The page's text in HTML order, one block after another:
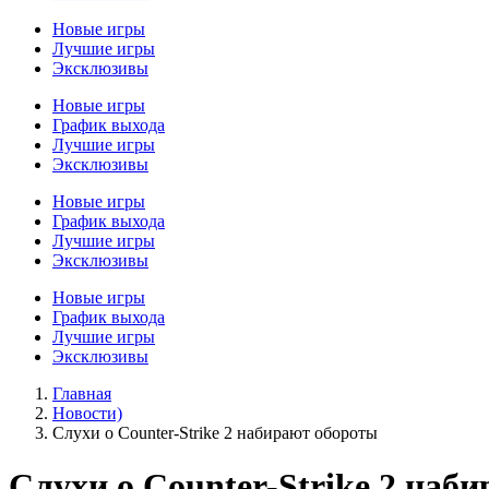
Новые игры
Лучшие игры
Эксклюзивы
Новые игры
График выхода
Лучшие игры
Эксклюзивы
Новые игры
График выхода
Лучшие игры
Эксклюзивы
Новые игры
График выхода
Лучшие игры
Эксклюзивы
Главная
Новости)
Слухи о Counter-Strike 2 набирают обороты